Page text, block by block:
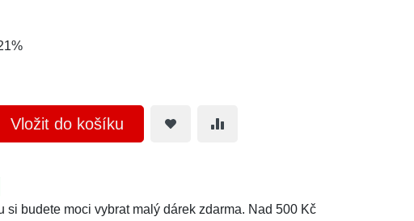
Vložit do košíku
si budete moci vybrat malý dárek zdarma. Nad 500 Kč